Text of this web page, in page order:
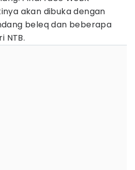
akan dibuka dengan
beleq dan beberapa
NTB.